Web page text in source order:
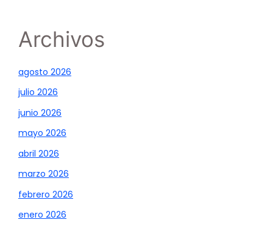
Archivos
agosto 2026
julio 2026
junio 2026
mayo 2026
abril 2026
marzo 2026
febrero 2026
enero 2026